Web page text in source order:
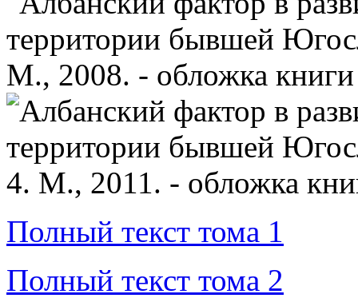
Полный текст тома 1
Полный текст тома 2